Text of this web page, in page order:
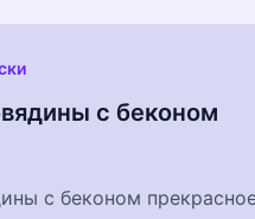
с беконом
с беконом